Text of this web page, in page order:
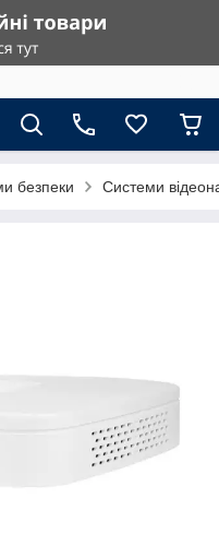
безпеки Системи